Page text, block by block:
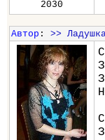
2030
Автор : >>